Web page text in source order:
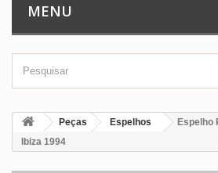
MENU
Peças Espelhos
Espelho
Ibiza 1994